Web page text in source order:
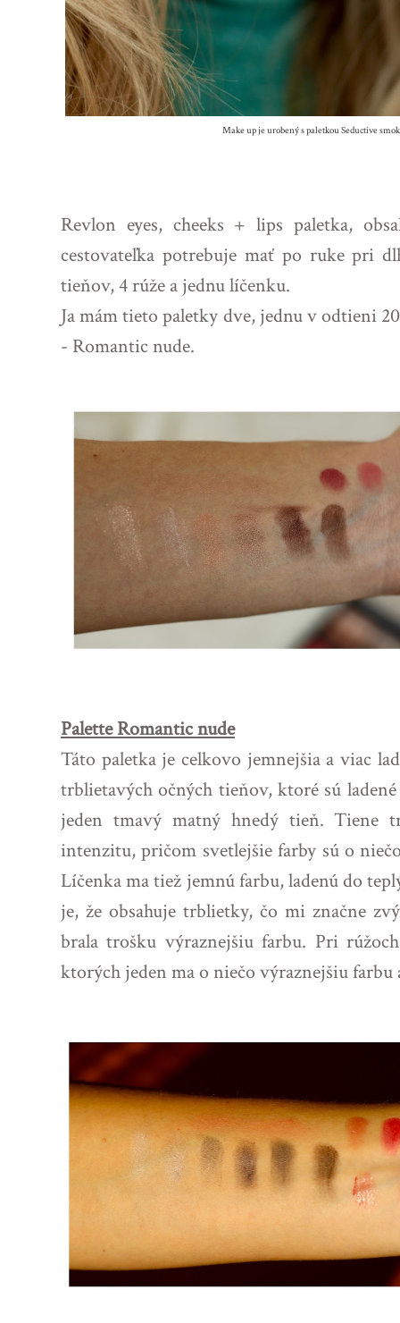
Make up je urobený s paletkou Seductive
Revlon eyes, cheeks + lips paletka,
cestovateľka potrebuje mať po ruke pri
tieňov, 4 rúže a jednu líčenku.
Ja mám tieto paletky dve, jednu v odtieni
- Romantic nude.
Palette Romantic nude
Táto paletka je celkovo jemnejšia a viac
trblietavých očných tieňov, ktoré sú
jeden tmavý matný hnedý tieň. Tiene
intenzitu, pričom svetlejšie farby sú o
Líčenka ma tiež jemnú farbu, ladenú do
je, že obsahuje trblietky, čo mi značne
brala trošku výraznejšiu farbu. Pri
ktorých jeden ma o niečo výraznejšiu